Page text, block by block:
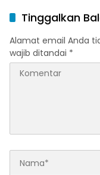
Tinggalkan
Alamat email Anda
wajib ditandai *